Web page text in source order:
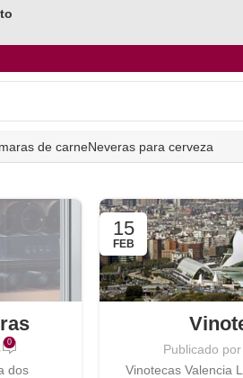
de carneNeveras para cerveza
0
dos
15
FEB
Publicado por
Vinotecas Valencia